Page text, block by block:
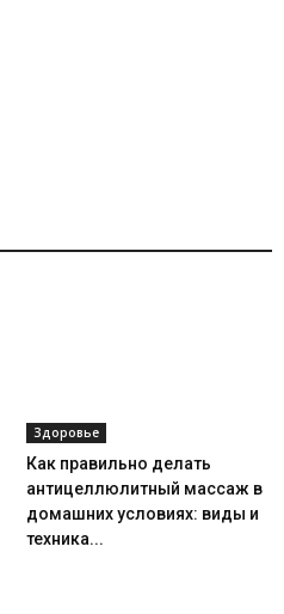
Здоровье
Как правильно делать
антицеллюлитный массаж в
домашних условиях: виды и
техника...